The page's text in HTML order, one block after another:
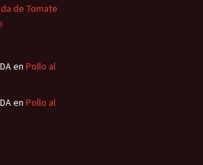
de Tomate
en Pollo al
en Pollo al